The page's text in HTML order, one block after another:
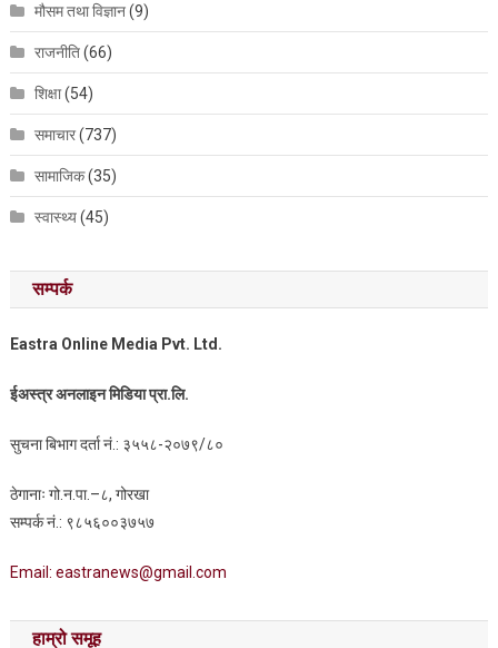
मौसम तथा विज्ञान(9)
राजनीति(66)
शिक्षा(54)
समाचार(737)
सामाजिक(35)
स्वास्थ्य(45)
सम्पर्क
Eastra Online Media Pvt. Ltd.
ईअस्त्र अनलाइन मिडिया प्रा.लि.
सुचना बिभाग दर्ता नं.: ३५५८-२०७९/८०
ठेगानाः गो.न.पा.–८, गोरखा
सम्पर्क नं.: ९८५६००३७५७
Email: eastranews@gmail.com
हाम्रो समूह